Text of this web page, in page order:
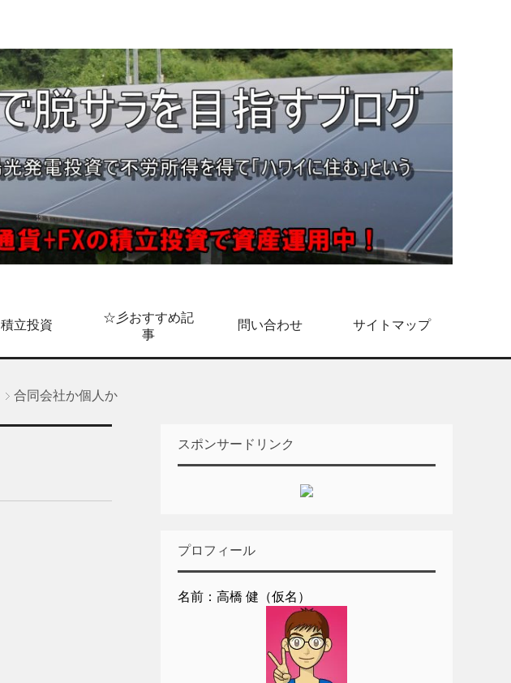
積立投資
☆彡おすすめ記
事
問い合わせ サイトマップ
合同会社か個人か
スポンサードリンク
プロフィール
名前：高橋 健（仮名）